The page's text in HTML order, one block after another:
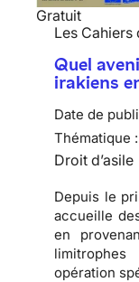
Gratuit
Les Cahiers
Quel
irakiens
Date de
Thématique :
Droit d’asile
Depuis le
accueille
en
opération